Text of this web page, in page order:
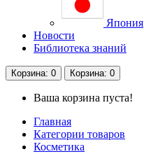
Япония
Новости
Библиотека знаний
Корзина: 0 Корзина: 0
Ваша корзина пуста!
Главная
Категории товаров
Косметика